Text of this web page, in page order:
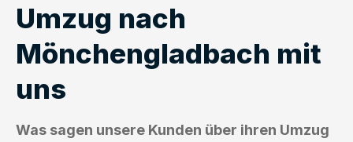
Umzug nach
Mönchengladbach mit
uns
Was sagen unsere Kunden über ihren Umzug